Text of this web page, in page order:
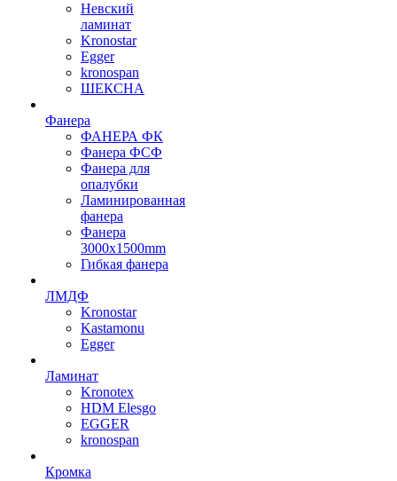
Невский
ламинат
Kronostar
Egger
kronospan
ШЕКСНА
Фанера
ФАНЕРА ФК
Фанера ФСФ
Фанера для
опалубки
Ламинированная
фанера
Фанера
3000х1500mm
Гибкая фанера
ЛМДФ
Kronostar
Kastamonu
Egger
Ламинат
Kronotex
HDM Elesgo
EGGER
kronospan
Кромка